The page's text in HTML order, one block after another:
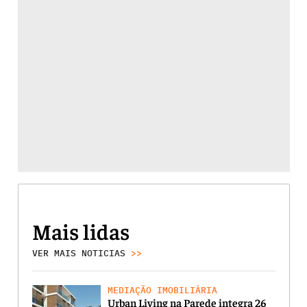
Mais lidas
VER MAIS NOTICIAS >>
MEDIAÇÃO IMOBILIÁRIA
Urban Living na Parede integra 26